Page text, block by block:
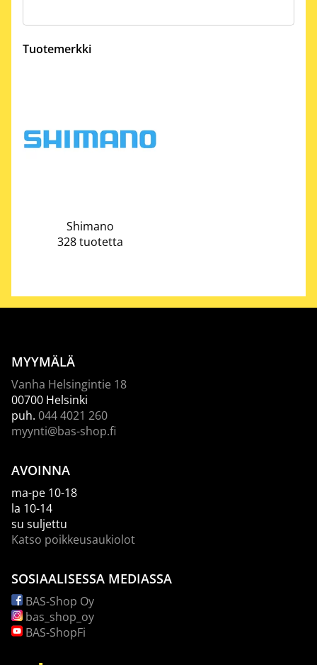
Tuotemerkki
Shimano
328 tuotetta
MYYMÄLÄ
Vanha Helsingintie 18
00700 Helsinki
puh. 044 4021 260
myynti@bas-shop.fi
AVOINNA
ma-pe 10-18
la 10-14
su suljettu
Katso poikkeusaukiolot
SOSIAALISESSA MEDIASSA
BAS-Shop Oy
bas_shop_oy
BAS-ShopFi